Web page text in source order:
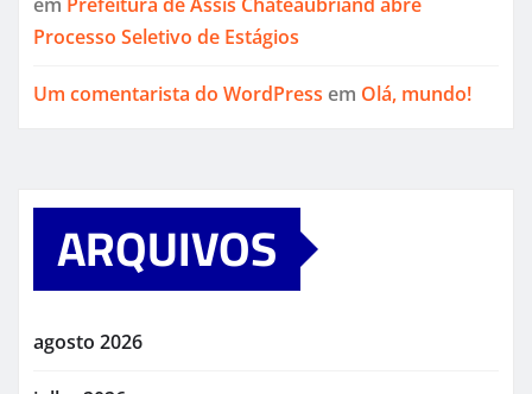
Processo Seletivo de Estágios
Um comentarista do WordPress em Olá, mundo!
ARQUIVOS
agosto 2026